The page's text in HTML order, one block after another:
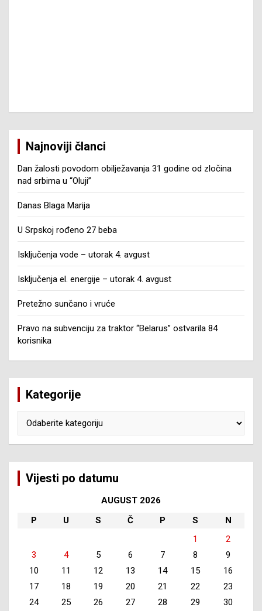
Najnoviji članci
Dan žalosti povodom obilježavanja 31 godine od zločina
nad srbima u “Oluji”
Danas Blaga Marija
U Srpskoj rođeno 27 beba
Isključenja vode – utorak 4. avgust
Isključenja el. energije – utorak 4. avgust
Pretežno sunčano i vruće
Pravo na subvenciju za traktor “Belarus” ostvarila 84
korisnika
Kategorije
Vijesti po datumu
AUGUST 2026
P
U S Č P S
N
1
2
3
4 5 6 7 8
9
10
11 12 13 14 15
16
17
18 19 20 21 22
23
24
25 26 27 28 29
30